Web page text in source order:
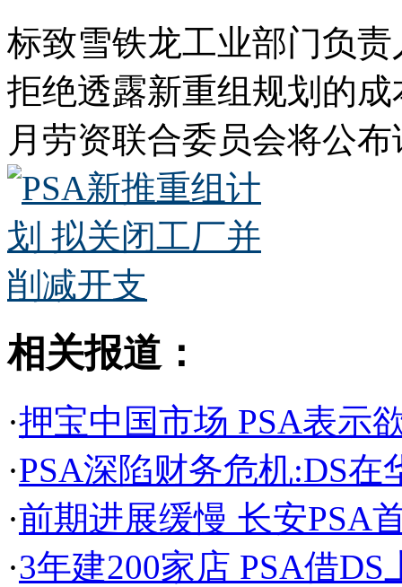
标致雪铁龙工业部门负责
拒绝透露新重组规划的
月劳资联合委员会将公
相关报道：
·押宝中国市场 PSA表示
·PSA深陷财务危机:DS在
·前期进展缓慢 长安PSA
·3年建200家店 PSA借DS